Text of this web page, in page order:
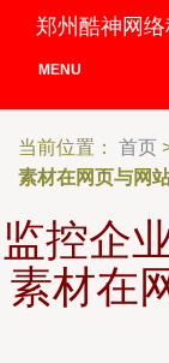
郑州酷神网
MENU
当前位置： 首页
素材在网页与网
监控企
素材在